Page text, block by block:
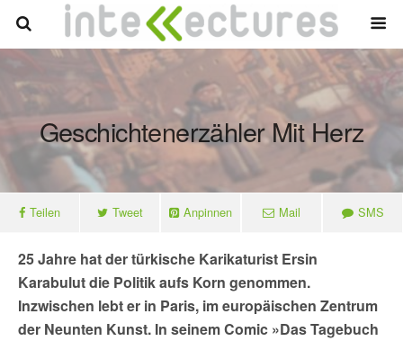
Geschichtenerzähler Mit Herz
Teilen Tweet Anpinnen Mail SMS
25 Jahre hat der türkische Karikaturist Ersin
Karabulut die Politik aufs Korn genommen.
Inzwischen lebt er in Paris, im europäischen Zentrum
der Neunten Kunst. In seinem Comic »Das Tagebuch